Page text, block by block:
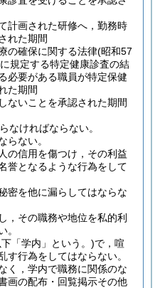
計画された研修へ，勤務時
れた期間
の確保に関する法律(昭和57
規定する特定健康診査の結
必要がある職員が特定保健
た期間
ないことを承認された期間
なければならない。
らない。
の信用を傷つけ，その利益
誉となるような行為をして
密を他に漏らしてはならな
，その職務や地位を私的利
。
「学内」という。)で，喧
す行為をしてはならない。
く，学内で職務に関係のな
画の配布・回覧掲示その他